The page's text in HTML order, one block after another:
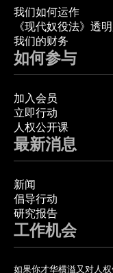
我们如何运作
《现代奴役法》透
我们的财务
如何参与
加入会员
立即行动
人权公开课
最新消息
新闻
倡导行动
研究报告
工作机会
如果你才华横溢又对人